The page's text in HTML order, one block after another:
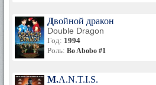
Двойной дракон
Double Dragon
Год: 1994
Роль: Bo Abobo #1
M.A.N.T.I.S.